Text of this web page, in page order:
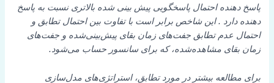
پاسخ دهنده احتمال پاسخگویی پیش بینی شده بالاتری نسبت به پاسخ
دهنده دارد . این شاخص برابر است با تفاوت بین احتمال تطابق و
احتمال عدم تطابق جفت‌های زمان بقای پیش‌بینی‌شده و جفت‌های
زمان بقای مشاهده‌شده، که برای سانسور حساب می‌شود.
برای مطالعه بیشتر در مورد تطابق، استراتژی‌های مدل‌سازی